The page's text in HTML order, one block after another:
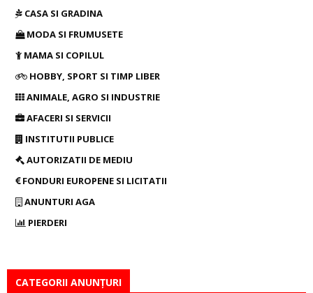
CASA SI GRADINA
MODA SI FRUMUSETE
MAMA SI COPILUL
HOBBY, SPORT SI TIMP LIBER
ANIMALE, AGRO SI INDUSTRIE
AFACERI SI SERVICII
INSTITUTII PUBLICE
AUTORIZATII DE MEDIU
FONDURI EUROPENE SI LICITATII
ANUNTURI AGA
PIERDERI
CATEGORII ANUNȚURI